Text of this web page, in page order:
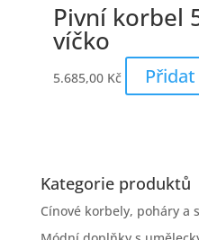
Pivní korbel
víčko
5.685,00 Kč
Kategorie produktů
Cínové korbely, poháry a